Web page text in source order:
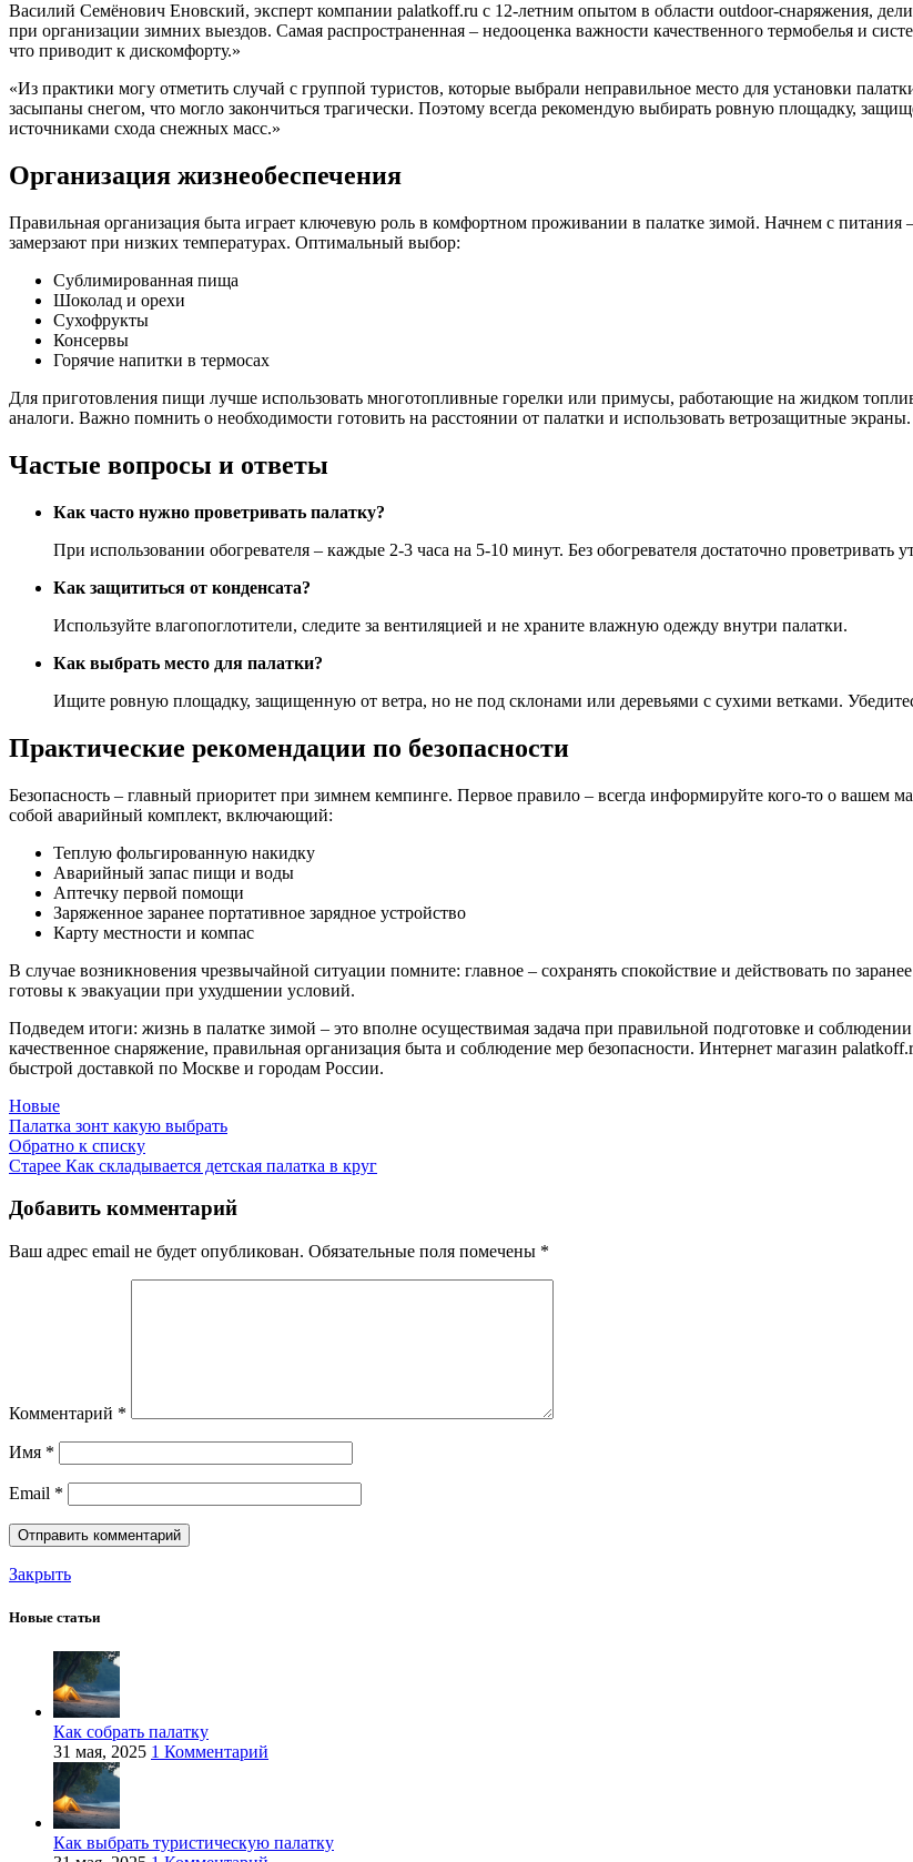
Василий Семёнович Еновский, эксперт компании palatkoff.ru с 12-летним опытом в области outdoor-снаряжения,
при организации зимних выездов. Самая распространенная – недооценка важности качественного термобелья и
что приводит к дискомфорту.»
«Из практики могу отметить случай с группой туристов, которые выбрали неправильное место для установки
засыпаны снегом, что могло закончиться трагически. Поэтому всегда рекомендую выбирать ровную площадку,
источниками схода снежных масс.»
Организация жизнеобеспечения
Правильная организация быта играет ключевую роль в комфортном проживании в палатке зимой. Начнем с
замерзают при низких температурах. Оптимальный выбор:
Сублимированная пища
Шоколад и орехи
Сухофрукты
Консервы
Горячие напитки в термосах
Для приготовления пищи лучше использовать многотопливные горелки или примусы, работающие на жидком
аналоги. Важно помнить о необходимости готовить на расстоянии от палатки и использовать ветрозащитные экраны.
Частые вопросы и ответы
Как часто нужно проветривать палатку?
При использовании обогревателя – каждые 2-3 часа на 5-10 минут. Без обогревателя достаточно проветривать
Как защититься от конденсата?
Используйте влагопоглотители, следите за вентиляцией и не храните влажную одежду внутри палатки.
Как выбрать место для палатки?
Ищите ровную площадку, защищенную от ветра, но не под склонами или деревьями с сухими ветками.
Практические рекомендации по безопасности
Безопасность – главный приоритет при зимнем кемпинге. Первое правило – всегда информируйте кого-то о вашем
собой аварийный комплект, включающий:
Теплую фольгированную накидку
Аварийный запас пищи и воды
Аптечку первой помощи
Заряженное заранее портативное зарядное устройство
Карту местности и компас
В случае возникновения чрезвычайной ситуации помните: главное – сохранять спокойствие и действовать по
готовы к эвакуации при ухудшении условий.
Подведем итоги: жизнь в палатке зимой – это вполне осуществимая задача при правильной подготовке и
качественное снаряжение, правильная организация быта и соблюдение мер безопасности. Интернет магазин
быстрой доставкой по Москве и городам России.
Новые
Палатка зонт какую выбрать
Обратно к списку
Старее Как складывается детская палатка в круг
Добавить комментарий
Ваш адрес email не будет опубликован. Обязательные поля помечены *
Комментарий *
Имя *
Email *
Закрыть
Новые статьи
Как собрать палатку
31 мая, 2025 1 Комментарий
Как выбрать туристическую палатку